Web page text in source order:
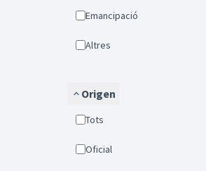
Emancipació
Altres
Origen
Tots
Oficial